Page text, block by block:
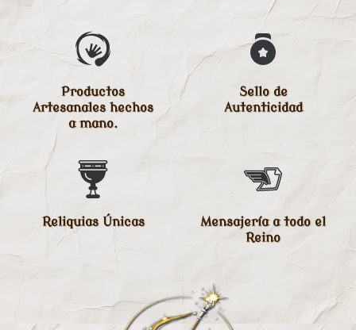
Productos
Artesanales hechos
a mano.
Sello de
Autenticidad
Reliquias Únicas
Mensajería a todo el
Reino